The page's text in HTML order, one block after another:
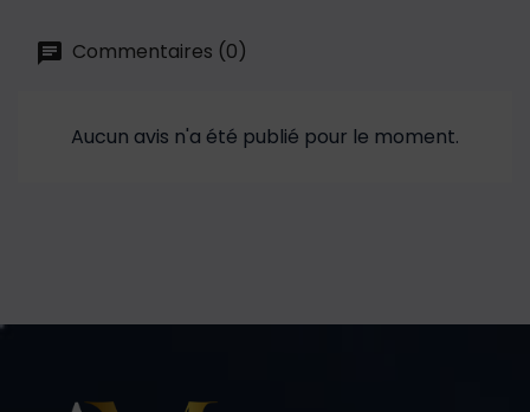
Commentaires (0)
Aucun avis n'a été publié pour le moment.